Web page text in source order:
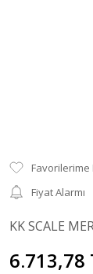
Fiyat Alarmı
KK SCALE
6.713,78